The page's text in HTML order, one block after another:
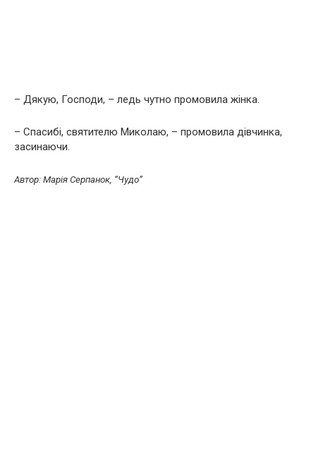
– Дякую, Господи, – ледь чутно промовила жінка.
– Спасибі, святителю Миколаю, – промовила дівчинка,
засинаючи.
Автор: Марія Серпанок, “Чудо”